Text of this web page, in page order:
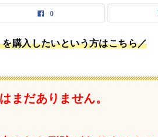
0
購入したいという方はこちら／
まだありません。